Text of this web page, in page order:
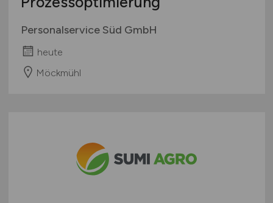
Personalservice Süd GmbH
heute
Möckmühl